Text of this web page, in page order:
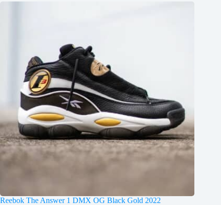
Reebok The Answer 1 DMX OG Black Gold 2022